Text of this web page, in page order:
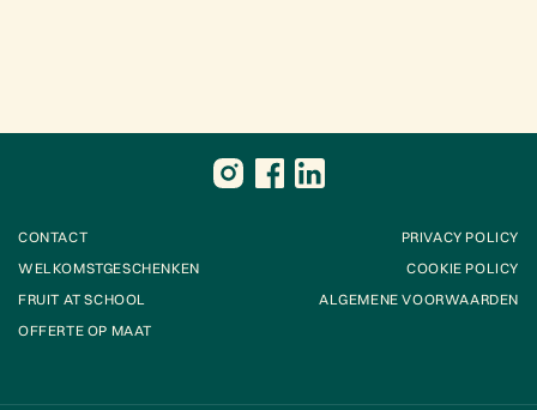
CONTACT
WELKOMSTGESCHENKEN
FRUIT AT SCHOOL
OFFERTE OP MAAT
PRIVACY POLICY
COOKIE POLICY
ALGEMENE VOORWAARDEN